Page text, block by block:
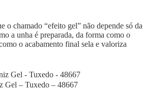
o chamado “efeito gel” não depende só da
a unha é preparada, da forma como o
o acabamento final sela e valoriza
Gel – Tuxedo – 48667